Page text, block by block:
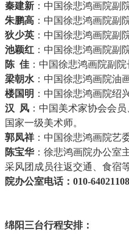
秦建新：中国徐悲鸿画院副
朱鹏高：中国徐悲鸿画院副
狄少英：中国徐悲鸿画院副
池颖红：中国徐悲鸿画院副
陈 佳：中国徐悲鸿画院副院
梁朝水：中国徐悲鸿画院油
楼国明 ：中国徐悲鸿画院绍
汉 风：中国美术家协会会
国家一级美术师。
郭凤祥：中国徐悲鸿画院艺
陈宝华：徐悲鸿画院办公室
采风团成员往返交通、食宿
院办公室电话：010-
绵阳三台行程安排：